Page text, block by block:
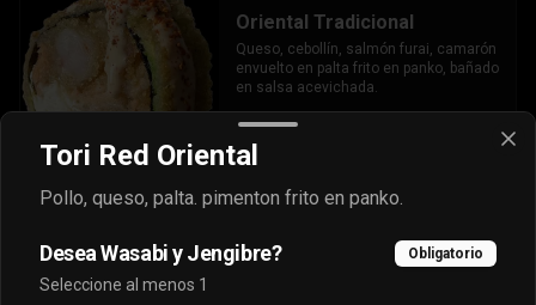
Oriental Tradicional
Queso, cebollín, salmón furai, camarón
envuelto en palta frito en panko, bañado
en salsa acevichada.
$7.400
Oriental Tuna Acevichado
Camaron Furai, palta, queso, cebollin
Tori Red Oriental
Pollo, queso, palta. pimenton frito en panko.
Desea Wasabi y Jengibre? Obligatorio
Seleccione al menos 1